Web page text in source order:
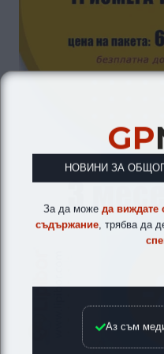
GP
НОВИНИ ЗА
За да може да виждате
съдържание , трябва да
Аз съм